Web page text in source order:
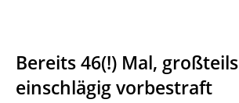
Bereits 46(!) Mal, großteils
einschlägig vorbestraft